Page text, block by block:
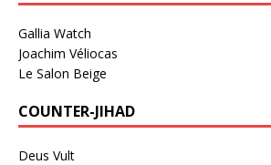
Gallia Watch
Joachim Véliocas
Le Salon Beige
COUNTER-JIHAD
Deus Vult